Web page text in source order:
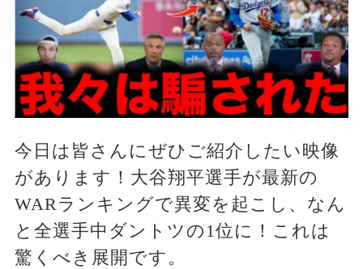
今日は皆さんにぜひご紹介したい映像
があります！大谷翔平選手が最新の
WARランキングで異変を起こし、なん
と全選手中ダントツの1位に！これは
驚くべき展開です。